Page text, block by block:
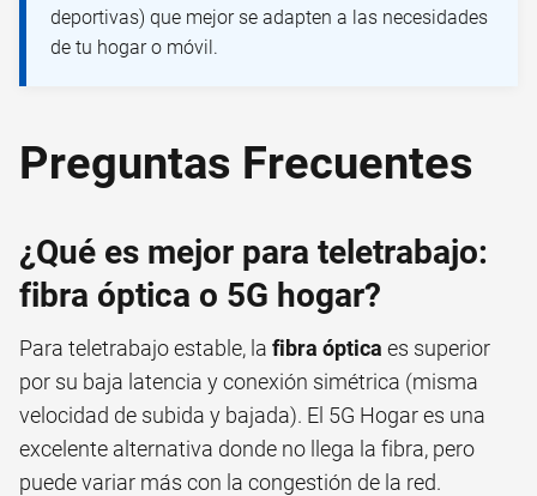
deportivas) que mejor se adapten a las necesidades
de tu hogar o móvil.
Preguntas Frecuentes
¿Qué es mejor para teletrabajo:
fibra óptica o 5G hogar?
Para teletrabajo estable, la fibra óptica es superior
por su baja latencia y conexión simétrica (misma
velocidad de subida y bajada). El 5G Hogar es una
excelente alternativa donde no llega la fibra, pero
puede variar más con la congestión de la red.